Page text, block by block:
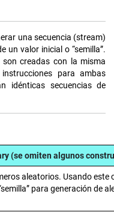
una secuencia (stream)
un valor inicial o “semilla”.
creadas con la misma
para ambas
idénticas secuencias de
(se omiten algunos
aleatorios. Usando este
para generación de